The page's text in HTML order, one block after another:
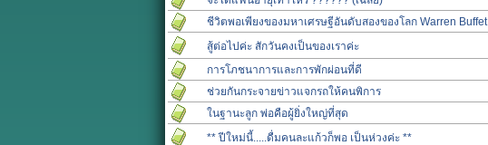
ชีวิตพอเพียงของมหาเศรษฐีอันดับสองของโลก Warren Buffet
สู้ต่อไปค่ะ สักวันคงเป็นของเราค่ะ
การโภชนาการและการพักผ่อนที่ดี
ช่วยกันกระจายข่าวแจกรถให้คนพิการ
ในฐานะลูก พ่อคือผู้ยิ่งใหญ่ที่สุด
** ปีใหม่นี้.....ดื่มคนละแก้วก็พอ เป็นห่วงค่ะ **